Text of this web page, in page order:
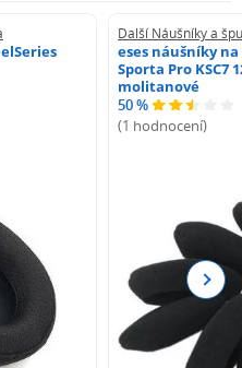
Další Náušníky a
eses náušníky
Sporta Pro KSC7
molitanové
50 %
(1 hodnocení)
Next